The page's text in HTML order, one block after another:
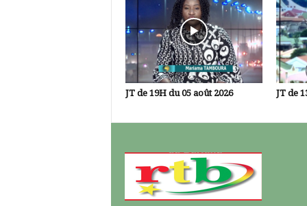
JT de 19H du 05 août 2026 JT de